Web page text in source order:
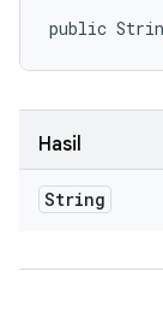
public
Hasil
String